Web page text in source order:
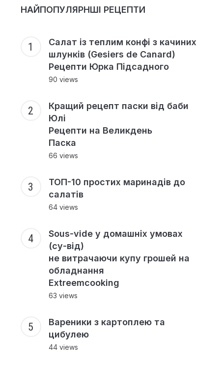
НАЙПОПУЛЯРНШІ РЕЦЕПТИ
Салат із теплим конфі з качиних
шлунків (Gesiers de Canard)
Рецепти Юрка Підсадного
90 views
Кращий рецепт паски від баби
Юлі
Рецепти на Великдень
Паска
66 views
ТОП-10 простих маринадів до
салатів
64 views
Sous-vide у домашніх умовах
(су-від)
не витрачаючи купу грошей на
обладнання
Extreemcooking
63 views
Вареники з картоплею та
цибулею
44 views